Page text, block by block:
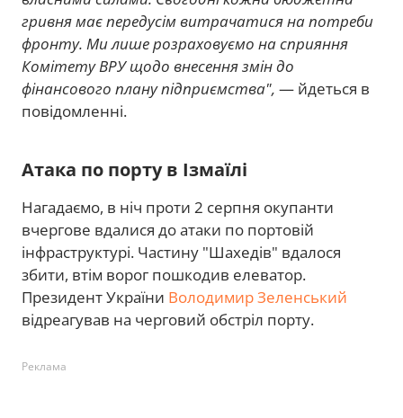
гривня має передусім витрачатися на потреби
фронту. Ми лише розраховуємо на сприяння
Комітету ВРУ щодо внесення змін до
фінансового плану підприємства", — йдеться в
повідомленні.
Атака по порту в Ізмаїлі
Нагадаємо, в ніч проти 2 серпня окупанти
вчергове вдалися до атаки по портовій
інфраструктурі. Частину "Шахедів" вдалося
збити, втім ворог пошкодив елеватор.
Президент України Володимир Зеленський
відреагував на черговий обстріл порту.
Реклама